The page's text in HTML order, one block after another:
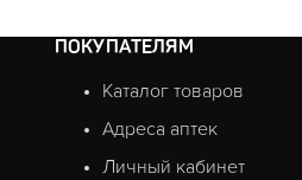
ПОКУПАТЕЛЯМ
Каталог товаров
Адреса аптек
Личный кабинет